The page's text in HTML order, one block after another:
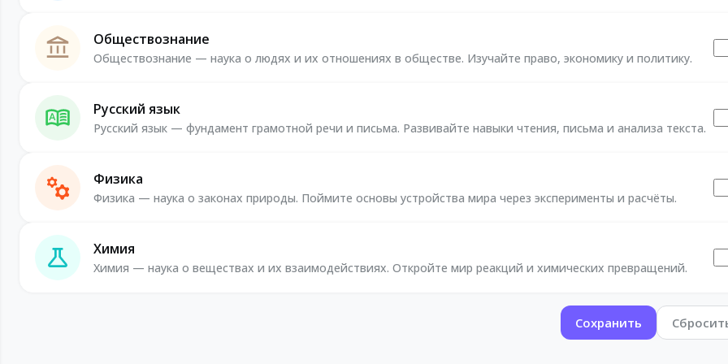
Обществознание
Обществознание — наука о людях и их отношениях в обществе. Изучайте право, экономику и политику.
Русский язык
Русский язык — фундамент грамотной речи и письма. Развивайте навыки чтения, письма и анализа текста.
Физика
Физика — наука о законах природы. Поймите основы устройства мира через эксперименты и расчёты.
Химия
Химия — наука о веществах и их взаимодействиях. Откройте мир реакций и химических превращений.
Сохранить